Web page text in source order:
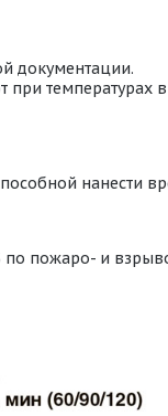
документации.
нанести
пожаро- и